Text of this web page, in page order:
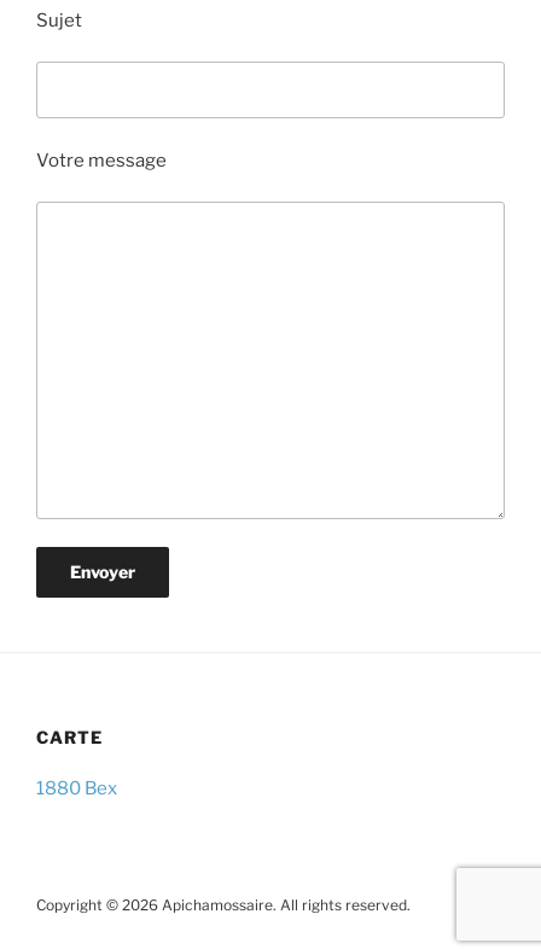
Sujet
Votre message
CARTE
1880 Bex
Copyright © 2026 Apichamossaire. All rights reserved.